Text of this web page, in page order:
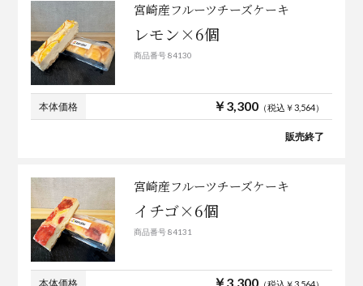
宮崎産フルーツチーズケーキ
レモン×6個
商品番号 84130
本体価格 ￥3,300（税込￥3,564）
販売終了
宮崎産フルーツチーズケーキ
イチゴ×6個
商品番号 84131
本体価格 ￥3,300